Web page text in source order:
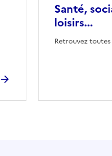
Santé,
loisirs...
Retrouvez